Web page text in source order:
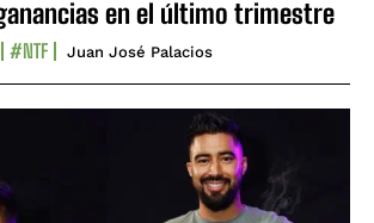
en el último trimestre
#NTF Juan José Palacios